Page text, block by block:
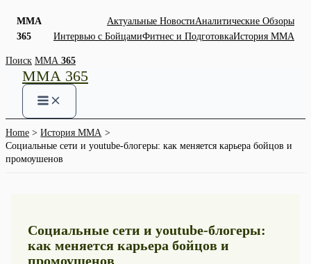
ММА
365
Актуальные НовостиАналитические Обзоры
Интервью с БойцамиФитнес и ПодготовкаИстория ММА
Skip
content
Поиск ММА 365
ММА 365
Home
История ММА
Социальные сети и youtube-блогеры: как меняется карьера бойцов и
промоушенов
Социальные сети и youtube-блогеры:
как меняется карьера бойцов и
промоушенов